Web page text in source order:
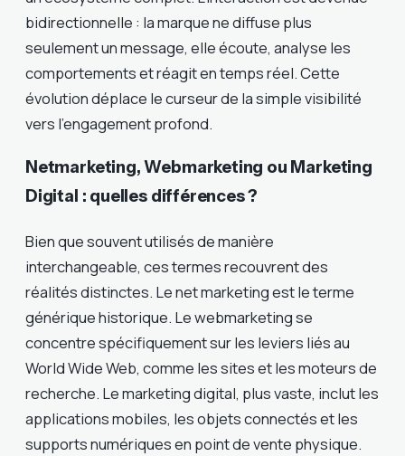
bidirectionnelle : la marque ne diffuse plus
seulement un message, elle écoute, analyse les
comportements et réagit en temps réel. Cette
évolution déplace le curseur de la simple visibilité
vers l’engagement profond.
Netmarketing, Webmarketing ou Marketing
Digital : quelles différences ?
Bien que souvent utilisés de manière
interchangeable, ces termes recouvrent des
réalités distinctes. Le net marketing est le terme
générique historique. Le webmarketing se
concentre spécifiquement sur les leviers liés au
World Wide Web, comme les sites et les moteurs de
recherche. Le marketing digital, plus vaste, inclut les
applications mobiles, les objets connectés et les
supports numériques en point de vente physique.